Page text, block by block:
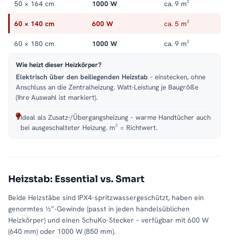
50 × 164 cm 1000 W ca. 9 m²
60 × 140 cm 600 W ca. 5 m²
60 × 180 cm 1000 W ca. 9 m²
Wie heizt dieser Heizkörper?
Elektrisch über den beiliegenden Heizstab – einstecken, ohne
Anschluss an die Zentralheizung. Watt-Leistung je Baugröße
(Ihre Auswahl ist markiert).
Ideal als Zusatz-/Übergangsheizung – warme Handtücher auch
bei ausgeschalteter Heizung. m² = Richtwert.
Heizstab: Essential vs. Smart
Beide Heizstäbe sind IPX4-spritzwassergeschützt, haben ein
genormtes ½″-Gewinde (passt in jeden handelsüblichen
Heizkörper) und einen SchuKo-Stecker – verfügbar mit 600 W
(640 mm) oder 1000 W (850 mm).